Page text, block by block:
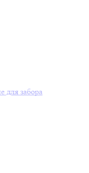
забора